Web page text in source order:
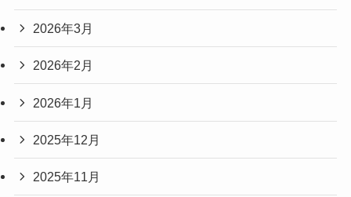
2026年3月
2026年2月
2026年1月
2025年12月
2025年11月